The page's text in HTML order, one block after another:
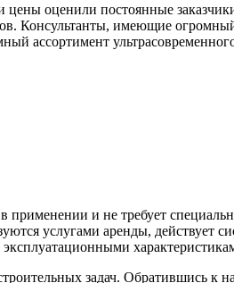
оценили постоянные
Консультанты, имеющие
ассортимент
и не требует
услугами аренды, действует
задач. Обратившись к